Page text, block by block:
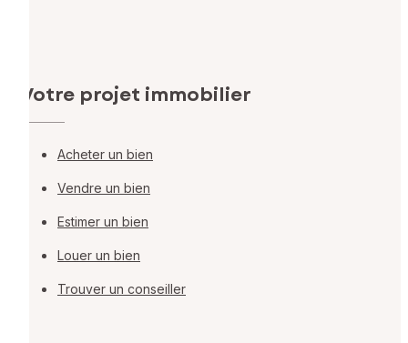
Votre projet immobilier
Acheter un bien
Vendre un bien
Estimer un bien
Louer un bien
Trouver un conseiller